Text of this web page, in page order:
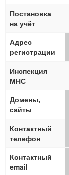
Постановка
на учёт
Адрес
регистрации
Инспекция
МНС
Домены,
сайты
Контактный
телефон
Контактный
email